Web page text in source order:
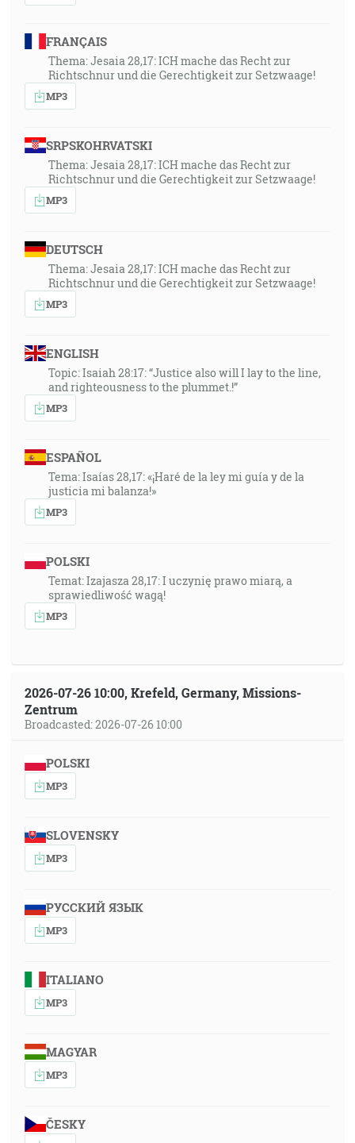
FRANÇAIS
Thema: Jesaia 28,17: ICH mache das Recht zur
Richtschnur und die Gerechtigkeit zur Setzwaage!
MP3
SRPSKOHRVATSKI
Thema: Jesaia 28,17: ICH mache das Recht zur
Richtschnur und die Gerechtigkeit zur Setzwaage!
MP3
DEUTSCH
Thema: Jesaia 28,17: ICH mache das Recht zur
Richtschnur und die Gerechtigkeit zur Setzwaage!
MP3
ENGLISH
Topic: Isaiah 28:17: “Justice also will I lay to the line,
and righteousness to the plummet.!”
MP3
ESPAÑOL
Tema: Isaías 28,17: «¡Haré de la ley mi guía y de la
justicia mi balanza!»
MP3
POLSKI
Temat: Izajasza 28,17: I uczynię prawo miarą, a
sprawiedliwość wagą!
MP3
2026-07-26 10:00, Krefeld, Germany, Missions-
Zentrum
Broadcasted: 2026-07-26 10:00
POLSKI
MP3
SLOVENSKY
MP3
РУССКИЙ ЯЗЫК
MP3
ITALIANO
MP3
MAGYAR
MP3
ČESKY